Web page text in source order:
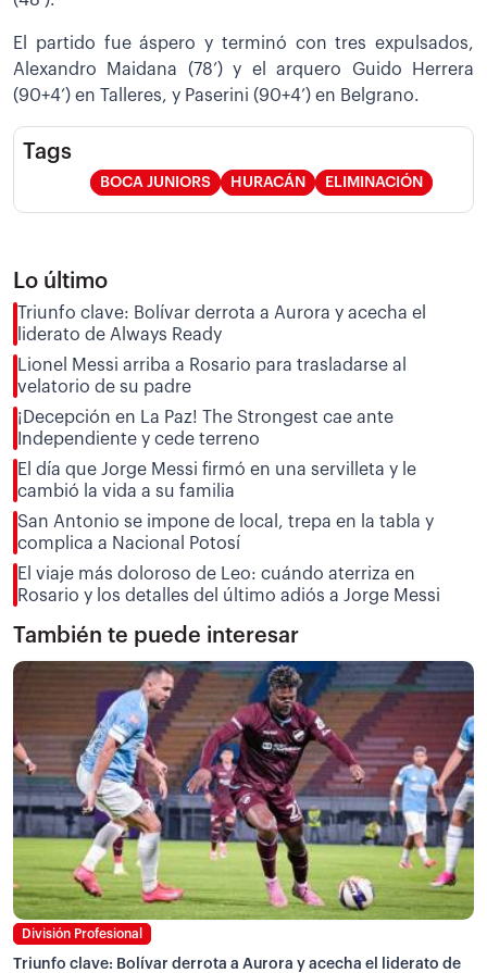
El partido fue áspero y terminó con tres expulsados,
Alexandro Maidana (78’) y el arquero Guido Herrera
(90+4’) en Talleres, y Paserini (90+4’) en Belgrano.
Tags
BOCA JUNIORS HURACÁN ELIMINACIÓN
Lo último
Triunfo clave: Bolívar derrota a Aurora y acecha el
liderato de Always Ready
Lionel Messi arriba a Rosario para trasladarse al
velatorio de su padre
¡Decepción en La Paz! The Strongest cae ante
Independiente y cede terreno
El día que Jorge Messi firmó en una servilleta y le
cambió la vida a su familia
San Antonio se impone de local, trepa en la tabla y
complica a Nacional Potosí
El viaje más doloroso de Leo: cuándo aterriza en
Rosario y los detalles del último adiós a Jorge Messi
También te puede interesar
División Profesional
Triunfo clave: Bolívar derrota a Aurora y acecha el liderato de